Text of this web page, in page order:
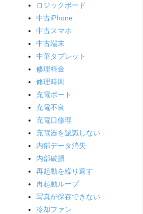
ロジックボード
中古iPhone
中古スマホ
中古端末
中華タブレット
修理料金
修理時間
充電ポート
充電不良
充電口修理
充電器を認識しない
内部データ消失
内部破損
再起動を繰り返す
再起動ループ
写真が保存できない
冷却ファン